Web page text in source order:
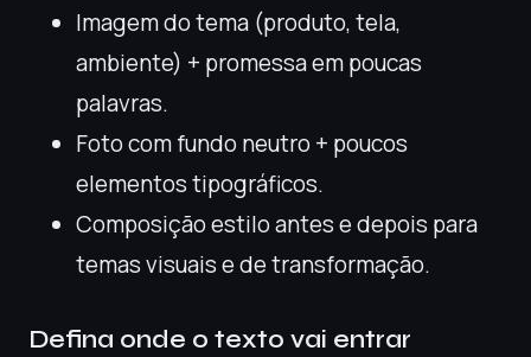
Imagem do tema (produto, tela,
ambiente) + promessa em poucas
palavras.
Foto com fundo neutro + poucos
elementos tipográficos.
Composição estilo antes e depois para
temas visuais e de transformação.
Defina onde o texto vai entrar